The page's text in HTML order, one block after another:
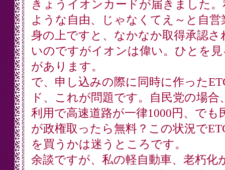
きょうイオンカードが届きました。
ような自由、じゃなくてえ～と自営
身の上ですと、なかなか取得承認さ
いのですがイオンは偉い。ひとを見
があります。
で、申し込みの際に同時に作った
ド、これが問題です。自民党の場合
利用で高速道路が一律1000円、でも
が政権取ったら無料？この状況で
を買うかは迷うところです。
余談ですが、私の軽自動車、老朽化